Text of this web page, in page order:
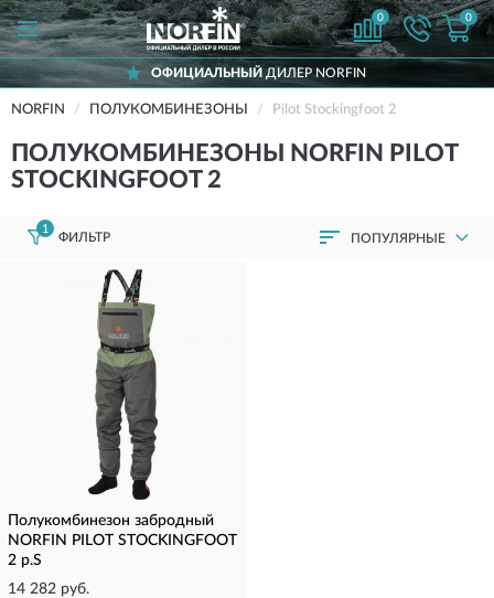
0 0
ОФИЦИАЛЬНЫЙДИЛЕР NORFIN
NORFIN ПОЛУКОМБИНЕЗОНЫ Pilot Stockingfoot 2
ПОЛУКОМБИНЕЗОНЫ NORFIN PILOT
STOCKINGFOOT 2
1
ФИЛЬТР ПОПУЛЯРНЫЕ
Полукомбинезон забродный
NORFIN PILOT STOCKINGFOOT
2 р.S
14 282 руб.